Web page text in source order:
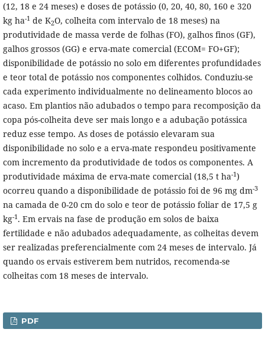
(12, 18 e 24 meses) e doses de potássio (0, 20, 40, 80, 160 e 320
kg ha-1de K2O, colheita com intervalo de 18 meses) na
produtividade de massa verde de folhas (FO), galhos finos (GF),
galhos grossos (GG) e erva-mate comercial (ECOM= FO+GF);
disponibilidade de potássio no solo em diferentes profundidades
e teor total de potássio nos componentes colhidos. Conduziu-se
cada experimento individualmente no delineamento blocos ao
acaso. Em plantios não adubados o tempo para recomposição da
copa pós-colheita deve ser mais longo e a adubação potássica
reduz esse tempo. As doses de potássio elevaram sua
disponibilidade no solo e a erva-mate respondeu positivamente
com incremento da produtividade de todos os componentes. A
produtividade máxima de erva-mate comercial (18,5 t ha-1)
ocorreu quando a disponibilidade de potássio foi de 96 mg dm-3
na camada de 0-20 cm do solo e teor de potássio foliar de 17,5 g
kg-1. Em ervais na fase de produção em solos de baixa
fertilidade e não adubados adequadamente, as colheitas devem
ser realizadas preferencialmente com 24 meses de intervalo. Já
quando os ervais estiverem bem nutridos, recomenda-se
colheitas com 18 meses de intervalo.
PDF